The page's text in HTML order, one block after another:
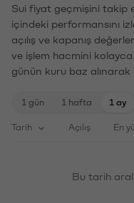
Sui fiyat geçmişini takip
içindeki performansını
açılış ve kapanış
ve işlem hacmini
günün kuru baz
1 gün 1 hafta 1 ay
Tarih Açılış En
Bu tarih